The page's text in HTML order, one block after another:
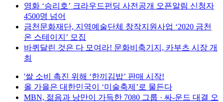
영화 ‘승리호’ 크라우드펀딩 사전공개 오픈알림 신청자
4500명 넘어
금천문화재단, 지역예술단체 창작지원사업 ‘2020 금천
온 스테이지’ 모집
바퀴달린 것은 다 모여라! 문화비축기지, 카부츠 시장 개
최
'쌀 소비 촉진 위해 ‘한끼김밥’ 판매 시작!
올 가을은 대한민국이 ‘미술축제’로 물든다
MBN, 젊음과 낭만이 가득한 7080 그룹 · 싸-운드 대결 오